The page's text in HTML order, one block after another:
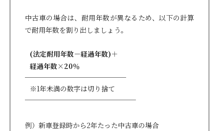
中古車の場合は、耐用年数が異なるため、以下の計算
で耐用年数を割り出しましょう。
(法定耐用年数－経過年数)＋
経過年数×20％
※1年未満の数字は切り捨て
例）新車登録時から2年たった中古車の場合